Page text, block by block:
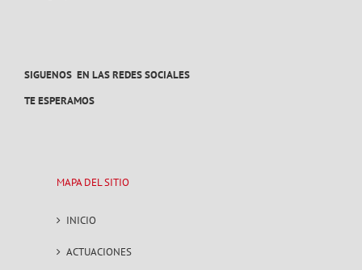
SIGUENOS EN LAS REDES SOCIALES
TE ESPERAMOS
MAPA DEL SITIO
INICIO
ACTUACIONES